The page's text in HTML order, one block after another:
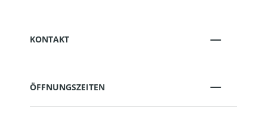
KONTAKT
ÖFFNUNGSZEITEN